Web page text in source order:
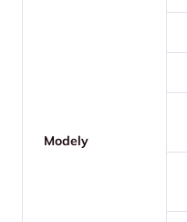
Modely